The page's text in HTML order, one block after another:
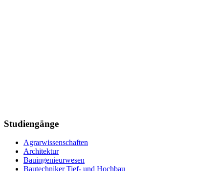
Studiengänge
Agrarwissenschaften
Architektur
Bauingenieurwesen
Bautechniker Tief- und Hochbau